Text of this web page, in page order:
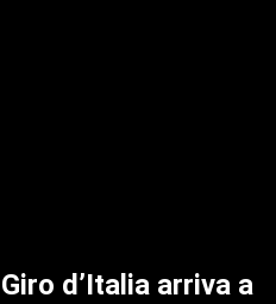
d’Italia arriva a